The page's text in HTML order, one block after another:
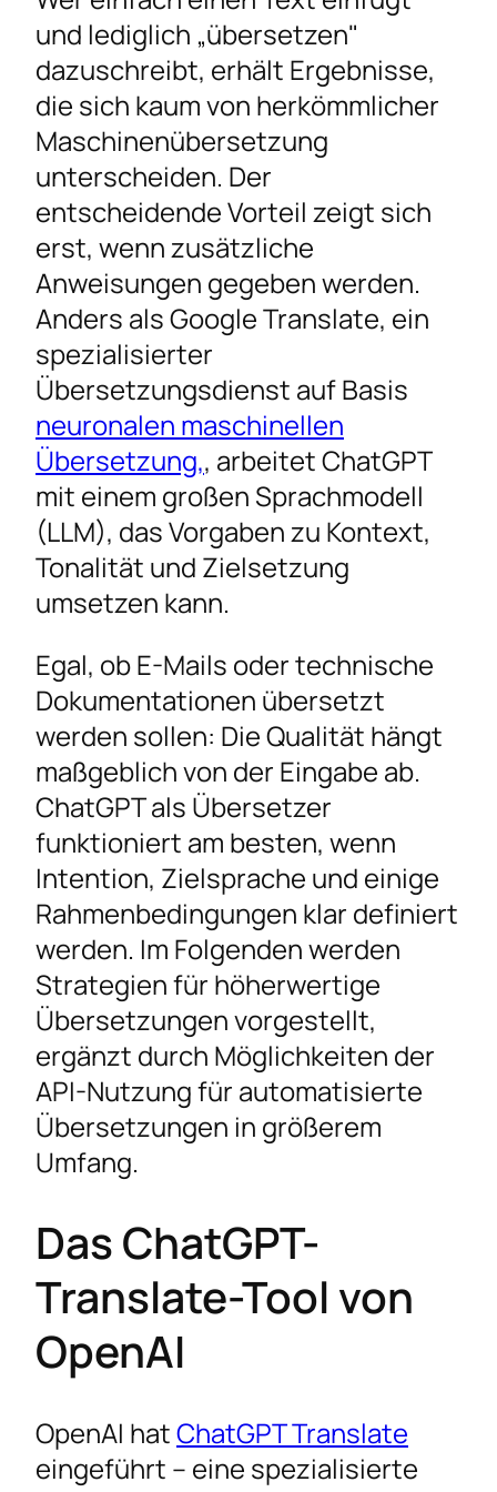
Translate
API-Anbindung für automatisierte
Arbeitsabläufe
Häufig gestellte Fragen
Übersetzungsstrategie verbessern
und lediglich „übersetzen"
dazuschreibt, erhält Ergebnisse,
die sich kaum von herkömmlicher
Maschinenübersetzung
unterscheiden. Der
entscheidende Vorteil zeigt sich
erst, wenn zusätzliche
Anweisungen gegeben werden.
Anders als Google Translate, ein
spezialisierter
Übersetzungsdienst auf Basis
neuronalen maschinellen
Übersetzung,, arbeitet ChatGPT
mit einem großen Sprachmodell
(LLM), das Vorgaben zu Kontext,
Tonalität und Zielsetzung
umsetzen kann.
Egal, ob E-Mails oder technische
Dokumentationen übersetzt
werden sollen: Die Qualität hängt
maßgeblich von der Eingabe ab.
ChatGPT als Übersetzer
funktioniert am besten, wenn
Intention, Zielsprache und einige
Rahmenbedingungen klar definiert
werden. Im Folgenden werden
Strategien für höherwertige
Übersetzungen vorgestellt,
ergänzt durch Möglichkeiten der
API-Nutzung für automatisierte
Übersetzungen in größerem
Umfang.
Das ChatGPT-
Translate-Tool von
OpenAI
OpenAI hatChatGPT Translate
eingeführt – eine spezialisierte